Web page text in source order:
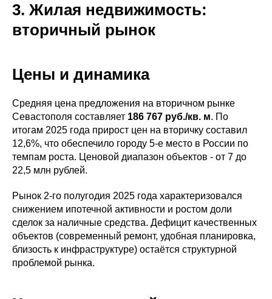
3. Жилая недвижимость:
вторичный рынок
Цены и динамика
Средняя цена предложения на вторичном рынке
Севастополя составляет 186 767 руб./кв. м. По
итогам 2025 года прирост цен на вторичку составил
12,6%, что обеспечило городу 5-е место в России по
темпам роста. Ценовой диапазон объектов - от 7 до
22,5 млн рублей.
Рынок 2-го полугодия 2025 года характеризовался
снижением ипотечной активности и ростом доли
сделок за наличные средства. Дефицит качественных
объектов (современный ремонт, удобная планировка,
близость к инфраструктуре) остаётся структурной
проблемой рынка.